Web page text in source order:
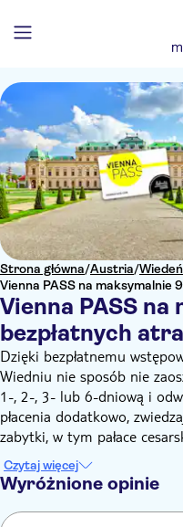
Strona główna/Austria/
Vienna PASS na maksymalnie
Vienna PASS
bezpłatnych
Dzięki bezpłatnemu
Wiedniu nie sposób nie
1-, 2-, 3- lub 6-dniową i
płacenia dodatkowo,
zabytki, w tym pałace
zawarte w Vienna PASS to
turystycznych Cesarskiego
Schönbrunn,
Schönbrunn
Diabelski Młyn, Hiszpańska
Czytaj więcej
Wyróżnione opinie